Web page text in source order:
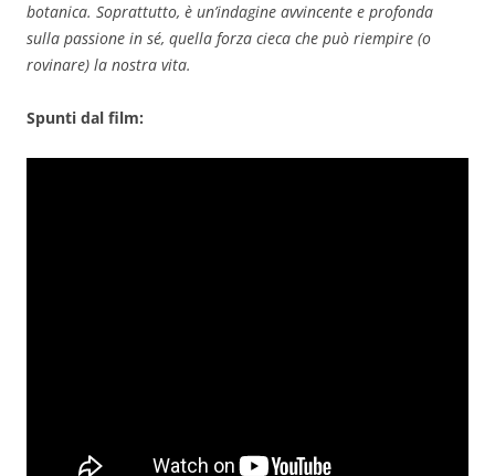
botanica. Soprattutto, è un’indagine avvincente e profonda
sulla passione in sé, quella forza cieca che può riempire (o
rovinare) la nostra vita.
Spunti dal film: